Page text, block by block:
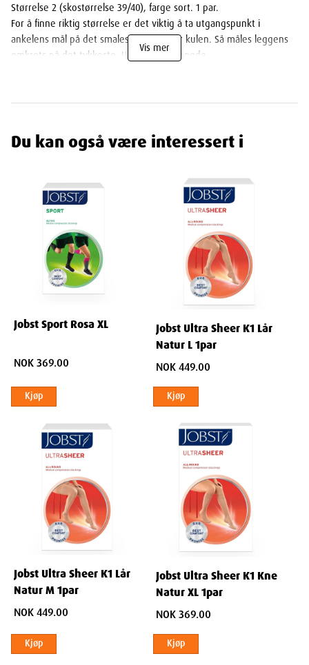
Størrelse 2 (skostørrelse 39/40), farge sort. 1 par.
For å finne riktig størrelse er det viktig å ta utgangspunkt i
ankelens mål på det smaleste, dvs. over kulen. Så måles leggens
omkrets på det tykkeste. Universell fotlengde.
Str. 4 (43/44): 24–27 cm rundt ankelen; 36–46 cm rundt leggen.
Egenskaper
: JOBST Travel knestrømpe klasse1 39/40, sort, 1 par
Leverandør: Essity Norway AS
Varenummer : 851222
Produkttype: Medisinsk utstyr (klasse l)
55 % nylon, 33 % bomull, 12 % elastan
Dimensjoner
Height
Depth
Vis mer
Du kan også være interessert i
Jobst Sport Rosa XL
NOK 369.00
Kjøp
Jobst Ultra Sheer K1 Lår
Natur L 1par
NOK 449.00
Kjøp
Jobst Ultra Sheer K1 Lår
Natur M 1par
NOK 449.00
Kjøp
Jobst Ultra Sheer K1 Kne
Natur XL 1par
NOK 369.00
Kjøp